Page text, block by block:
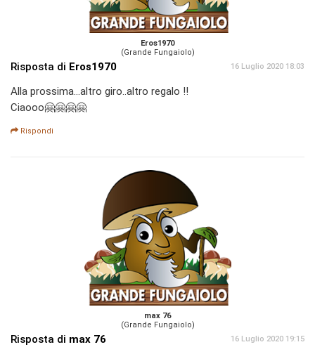
Eros1970
(Grande Fungaiolo)
Risposta di Eros1970 16 Luglio 2020 18:03
Alla prossima...altro giro..altro regalo !!
Ciaooo🤗🤗🤗🤗
Rispondi
max 76
(Grande Fungaiolo)
Risposta di max 76 16 Luglio 2020 19:15